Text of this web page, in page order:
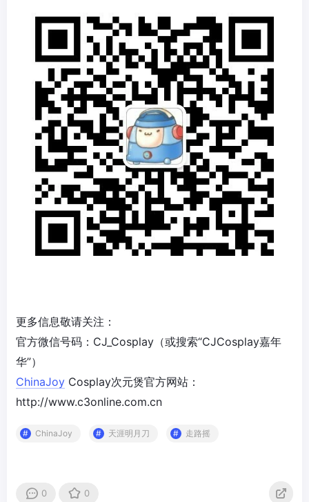
更多信息敬请关注：
官方微信号码：CJ_Cosplay（或搜索“CJCosplay嘉年
华”）
ChinaJoy Cosplay次元煲官方网站：
http://www.c3online.com.cn
ChinaJoy 天涯明月刀 走路摇
0 0